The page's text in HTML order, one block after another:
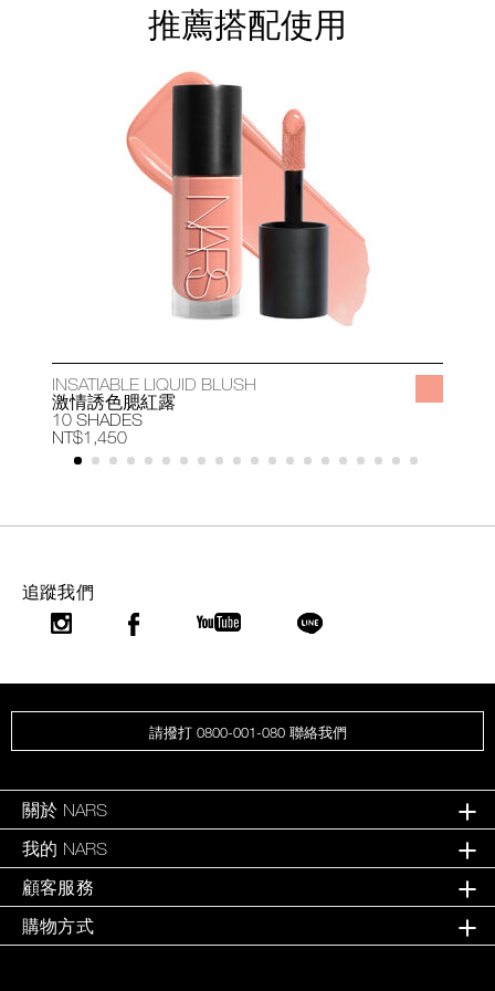
推薦搭配使用
INSATIABLE LIQUID BLUSH
激情誘色腮紅露
10 SHADES
NT$1,450
追蹤我們
請撥打 0800-001-080 聯絡我們
關於 NARS
我的 NARS
顧客服務
購物方式